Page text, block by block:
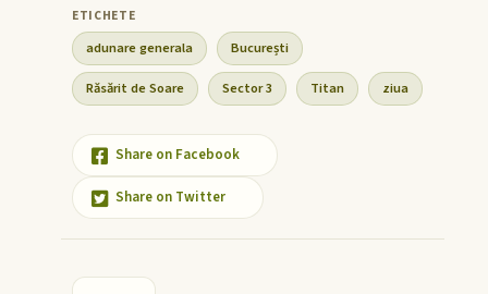
adunare generala București
Răsărit de Soare Sector 3 Titan ziua
Share on Facebook
Share on Twitter